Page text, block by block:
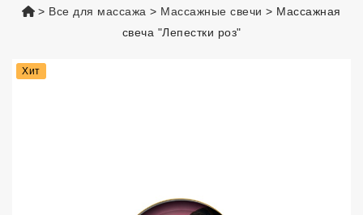
vsexshop.ru
Все для массажа Массажные свечи
Массажная
свеча "Лепестки роз"
Хит